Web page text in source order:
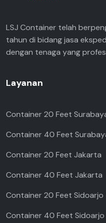
LSJ Container telah
tahun di bidang jasa
dengan tenaga yang
Layanan
Container 20 Feet
Container 40 Feet
Container 20 Feet Jakarta
Container 40 Feet Jakarta
Container 20 Feet Sidoarjo
Container 40 Feet Sidoarjo